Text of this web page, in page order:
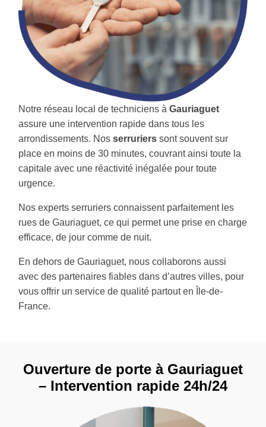
Notre réseau local de techniciens à Gauriaguet
assure une intervention rapide dans tous les
arrondissements. Nos serruriers sont souvent sur
place en moins de 30 minutes, couvrant ainsi toute la
capitale avec une réactivité inégalée pour toute
urgence.
Nos experts serruriers connaissent parfaitement les
rues de Gauriaguet, ce qui permet une prise en charge
efficace, de jour comme de nuit.
En dehors de Gauriaguet, nous collaborons aussi
avec des partenaires fiables dans d’autres villes, pour
vous offrir un service de qualité partout en Île-de-
France.
Ouverture de porte à Gauriaguet
– Intervention rapide 24h/24